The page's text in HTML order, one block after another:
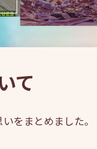
て
をまとめました。